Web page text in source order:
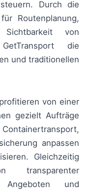
Durch die
Routenplanung,
Sichtbarkeit von
die
und traditionellen
von einer
gezielt Aufträge
anpassen
Gleichzeitig
transparenter
Angeboten und